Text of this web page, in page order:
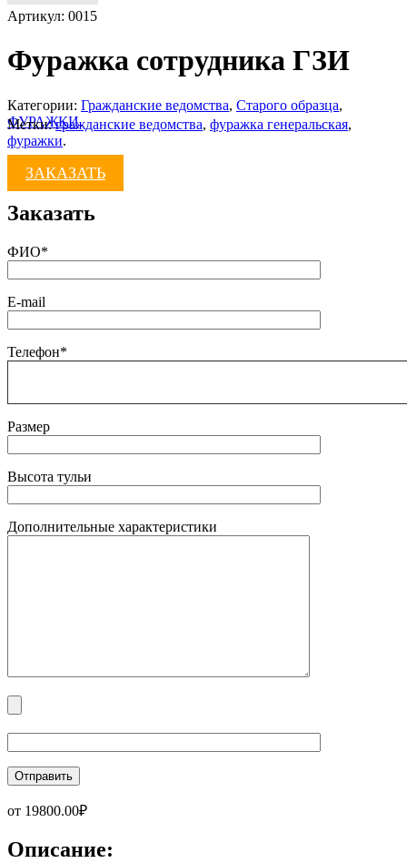
Артикул: 0015
Фуражка сотрудника ГЗИ
Категории: Гражданские ведомства, Старого образца,
ФУРАЖКИ.
Метки:гражданские ведомства, фуражка генеральская,
фуражки.
ЗАКАЗАТЬ
Заказать
ФИО*
E-mail
Телефон*
Размер
Высота тульи
Дополнительные характеристики
от 19800.00₽
Описание: